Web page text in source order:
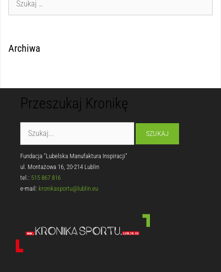
Archiwa
Przeszukaj Kronikę
Fundacja "Lubelska Manufaktura Inspiracji"
ul. Montażowa 16, 20-214 Lublin
tel.: 515 867 816
e-mail: kronikasportu@lublin.eu